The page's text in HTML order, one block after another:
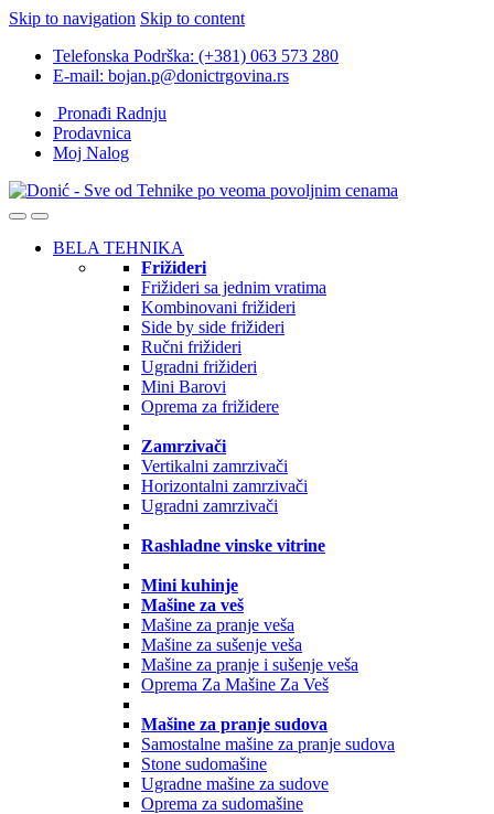
Skip to navigation Skip to content
Telefonska Podrška: (+381) 063 573 280
E-mail: bojan.p@donictrgovina.rs
Pronađi Radnju
Prodavnica
Moj Nalog
BELA TEHNIKA
Frižideri
Frižideri sa jednim vratima
Kombinovani frižideri
Side by side frižideri
Ručni frižideri
Ugradni frižideri
Mini Barovi
Oprema za frižidere
Zamrzivači
Vertikalni zamrzivači
Horizontalni zamrzivači
Ugradni zamrzivači
Rashladne vinske vitrine
Mini kuhinje
Mašine za veš
Mašine za pranje veša
Mašine za sušenje veša
Mašine za pranje i sušenje veša
Oprema Za Mašine Za Veš
Mašine za pranje sudova
Samostalne mašine za pranje sudova
Stone sudomašine
Ugradne mašine za sudove
Oprema za sudomašine